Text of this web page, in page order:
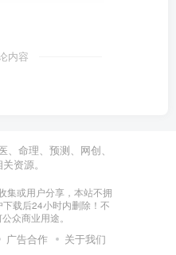
内容
命理、预测、网创、
资源。
集或用户分享，本站不拥
载后24小时内删除！不
众商业用途。
广告合作 关于我们